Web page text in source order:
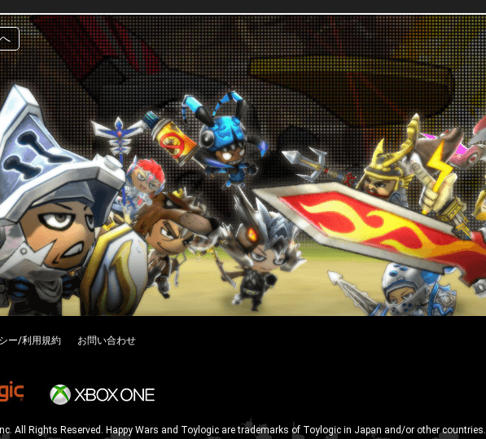
ー/利用規約 お問い合わせ
All Rights Reserved. Happy Wars and Toylogic are trademarks of Toylogic in Japan and/or other countries.